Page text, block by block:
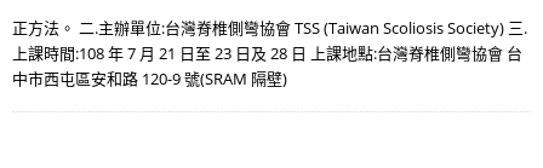
正方法。 二.主辦單位:台灣脊椎側彎協會 TSS (Taiwan Scoliosis Society) 三.
上課時間:108 年 7 月 21 日至 23 日及 28 日 上課地點:台灣脊椎側彎協會 台
中市西屯區安和路 120-9 號(SRAM 隔壁)